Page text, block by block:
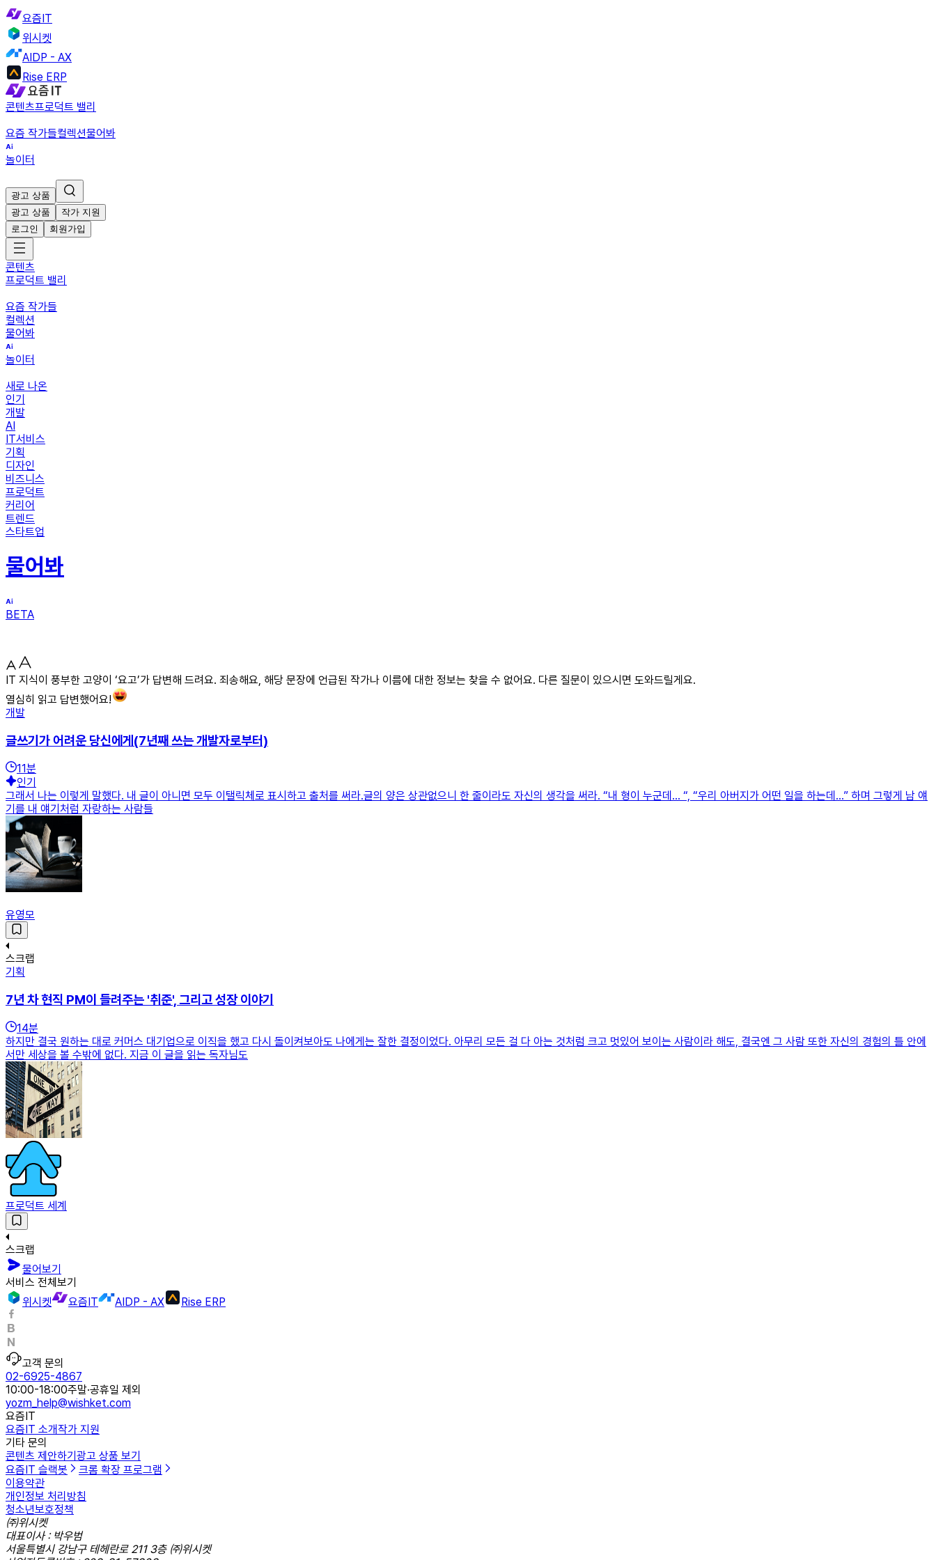
요즘IT
위시켓
AIDP - AX
Rise ERP
콘텐츠프로덕트 밸리
요즘 작가들컬렉션물어봐
놀이터
광고 상품
광고 상품
작가 지원
로그인
회원가입
콘텐츠
프로덕트 밸리
요즘 작가들
컬렉션
물어봐
놀이터
새로 나온
인기
개발
AI
IT서비스
기획
디자인
비즈니스
프로덕트
커리어
트렌드
스타트업
물어봐
BETA
IT 지식이 풍부한 고양이 ‘요고’가 답변해 드려요. 죄송해요, 해당 문장에 언급된 작가나 이름에 대한 정보는 찾을 수 없어요. 다른 질문이 있으시면 도와드릴게요.
열심히 읽고 답변했어요!
개발
글쓰기가 어려운 당신에게(7년째 쓰는 개발자로부터)
11분
인기
그래서 나는 이렇게 말했다. 내 글이 아니면 모두 이탤릭체로 표시하고 출처를 써라.글의 양은 상관없으니 한 줄이라도 자신의 생각을 써라. “내 형이 누군데… “, “우리 아버지가 어떤 일을 하는데…” 하며 그렇게 남 얘
기를 내 얘기처럼 자랑하는 사람들
유영모
스크랩
기획
7년 차 현직 PM이 들려주는 '취준', 그리고 성장 이야기
14분
하지만 결국 원하는 대로 커머스 대기업으로 이직을 했고 다시 돌이켜보아도 나에게는 잘한 결정이었다. 아무리 모든 걸 다 아는 것처럼 크고 멋있어 보이는 사람이라 해도, 결국엔 그 사람 또한 자신의 경험의 틀 안에
서만 세상을 볼 수밖에 없다. 지금 이 글을 읽는 독자님도
프로덕트 세계
스크랩
물어보기
서비스 전체보기
위시켓
요즘IT AIDP - AX Rise ERP
고객 문의
02-6925-4867
10:00-18:00주말·공휴일 제외
yozm_help@wishket.com
요즘IT
요즘IT 소개작가 지원
기타 문의
콘텐츠 제안하기광고 상품 보기
요즘IT 슬랙봇
크롬 확장 프로그램
이용약관
개인정보 처리방침
청소년보호정책
㈜위시켓
대표이사 : 박우범
서울특별시 강남구 테헤란로 211 3층 ㈜위시켓